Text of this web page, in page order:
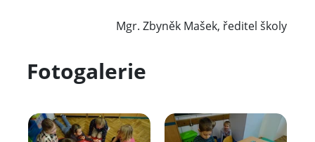
Mgr. Zbyněk Mašek, ředitel školy
Fotogalerie